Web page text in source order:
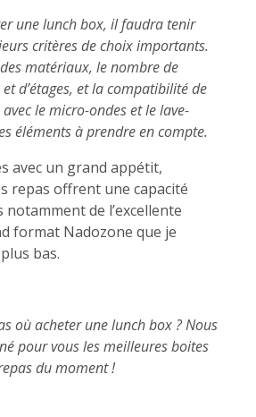
une lunch box, il faudra tenir
critères de choix importants.
matériaux, le nombre de
d’étages, et la compatibilité de
le micro-ondes et le lave-
éléments à prendre en compte.
avec un grand appétit,
repas offrent une capacité
notamment de l’excellente
format Nadozone que je
bas.
où acheter une lunch box ? Nous
pour vous les meilleures boites
du moment !